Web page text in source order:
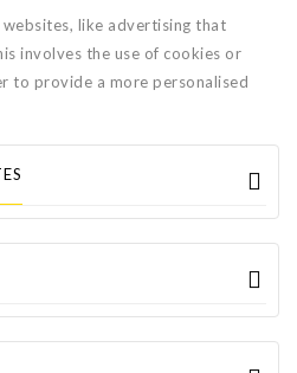
like advertising that
involves the use of cookies or
to provide a more personalised